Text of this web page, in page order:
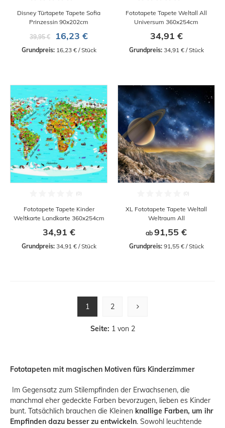
Disney Türtapete Tapete Sofia
Prinzessin 90x202cm
39,95 €
16,23 €
Grundpreis: 16,23 € / Stück
Fototapete Tapete Weltall All
Universum 360x254cm
34,91 €
Grundpreis: 34,91 € / Stück
Fototapete Tapete Kinder
Weltkarte Landkarte 360x254cm
34,91 €
Grundpreis: 34,91 € / Stück
XL Fototapete Tapete Weltall
Weltraum All
ab 91,55 €
Grundpreis: 91,55 € / Stück
1 2
Seite: 1 von 2
Fototapeten mit magischen Motiven fürs Kinderzimmer
Im Gegensatz zum Stilempfinden der Erwachsenen, die
manchmal eher gedeckte Farben bevorzugen, lieben es Kinder
bunt. Tatsächlich brauchen die Kleinen knallige Farben, um ihr
Empfinden dazu besser zu entwickeln. Sowohl leuchtende